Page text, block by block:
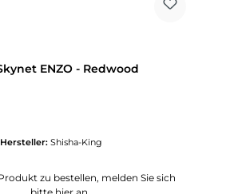
ENZO - Redwood
Hersteller: Shisha-King
zu bestellen, melden Sie sich